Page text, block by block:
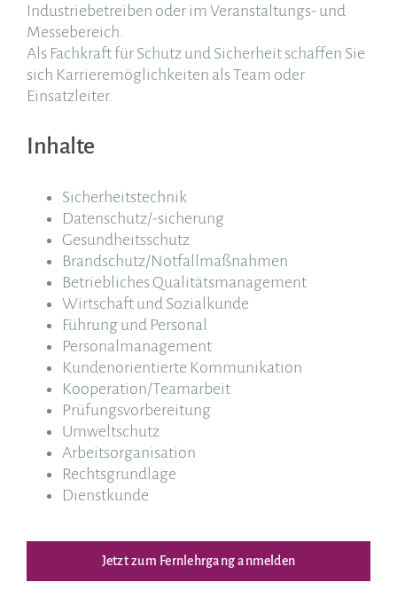
Industriebetreiben oder im Veranstaltungs- und
Messebereich.
Als Fachkraft für Schutz und Sicherheit schaffen Sie
sich Karrieremöglichkeiten als Team oder
Einsatzleiter.
Inhalte
Sicherheitstechnik
Datenschutz/-sicherung
Gesundheitsschutz
Brandschutz/Notfallmaßnahmen
Betriebliches Qualitätsmanagement
Wirtschaft und Sozialkunde
Führung und Personal
Personalmanagement
Kundenorientierte Kommunikation
Kooperation/Teamarbeit
Prüfungsvorbereitung
Umweltschutz
Arbeitsorganisation
Rechtsgrundlage
Dienstkunde
Jetzt zum Fernlehrgang anmelden